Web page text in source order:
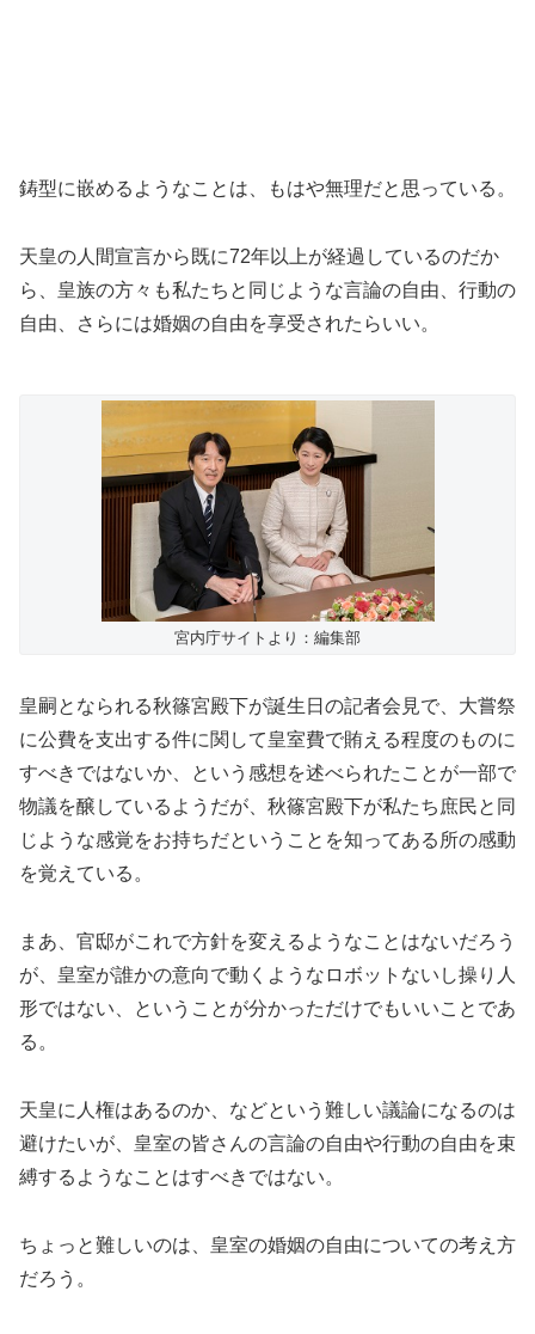
鋳型に嵌めるようなことは、もはや無理だと思っている。
天皇の人間宣言から既に72年以上が経過しているのだか
ら、皇族の方々も私たちと同じような言論の自由、行動の
自由、さらには婚姻の自由を享受されたらいい。
宮内庁サイトより：編集部
皇嗣となられる秋篠宮殿下が誕生日の記者会見で、大嘗祭
に公費を支出する件に関して皇室費で賄える程度のものに
すべきではないか、という感想を述べられたことが一部で
物議を醸しているようだが、秋篠宮殿下が私たち庶民と同
じような感覚をお持ちだということを知ってある所の感動
を覚えている。
まあ、官邸がこれで方針を変えるようなことはないだろう
が、皇室が誰かの意向で動くようなロボットないし操り人
形ではない、ということが分かっただけでもいいことであ
る。
天皇に人権はあるのか、などという難しい議論になるのは
避けたいが、皇室の皆さんの言論の自由や行動の自由を束
縛するようなことはすべきではない。
ちょっと難しいのは、皇室の婚姻の自由についての考え方
だろう。